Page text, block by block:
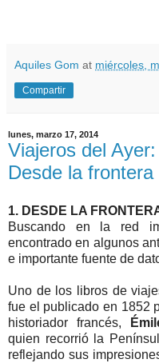
Aquiles Gom at miércoles,
Compartir
lunes, marzo 17, 2014
Viajeros del
Desde la
1. DESDE LA
Buscando en la red
encontrado en algunos
e importante fuente de
Uno de los libros de
fue el publicado en 1852
historiador francés,
quien recorrió la
reflejando sus